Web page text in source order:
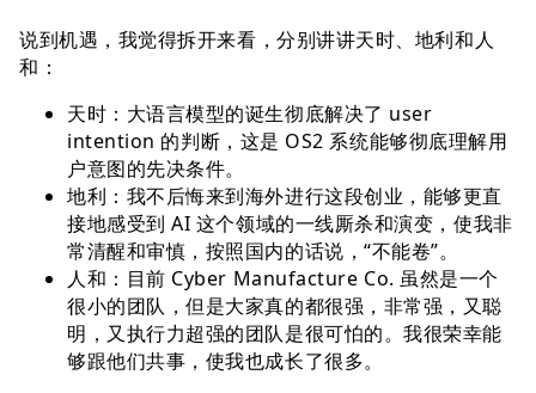
说到机遇，我觉得拆开来看，分别讲讲天时、地利和⼈
和：
天时：⼤语⾔模型的诞⽣彻底解决了 user
intention 的判断，这是 OS2 系统能够彻底理解⽤
户意图的先决条件。
地利：我不后悔来到海外进⾏这段创业，能够更直
接地感受到 AI 这个领域的⼀线厮杀和演变，使我⾮
常清醒和审慎，按照国内的话说，“不能卷”。
⼈和：⽬前 Cyber Manufacture Co. 虽然是⼀个
很⼩的团队，但是⼤家真的都很强，⾮常强，⼜聪
明，⼜执⾏⼒超强的团队是很可怕的。我很荣幸能
够跟他们共事，使我也成⻓了很多。